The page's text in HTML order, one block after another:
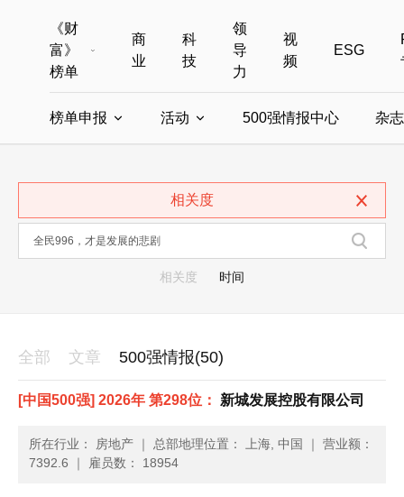
《财
富》
榜单
全部榜单
中国最具影响力商界女性
商
业
科
技
领
导
力
视
频
ESG
榜单申报 活动 500强情报中心 杂
相关度
相关度 时间
全部 文章 500强情报(50)
[中国500强] 2026年 第298位： 新城发展控股有限公司
所在行业： 房地产 ｜ 总部地理位置： 上海, 中国 ｜ 营业额：
7392.6 ｜ 雇员数： 18954